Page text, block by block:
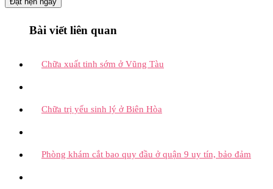
Bài viết liên quan
Chữa xuất tinh sớm ở Vũng Tàu
Chữa trị yếu sinh lý ở Biên Hòa
Phòng khám cắt bao quy đầu ở quận 9 uy tín, bảo đảm